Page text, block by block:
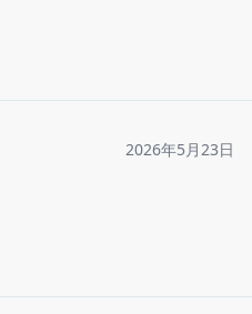
2026年5月23日